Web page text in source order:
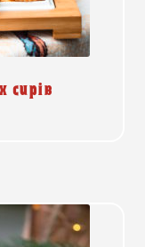
сирів